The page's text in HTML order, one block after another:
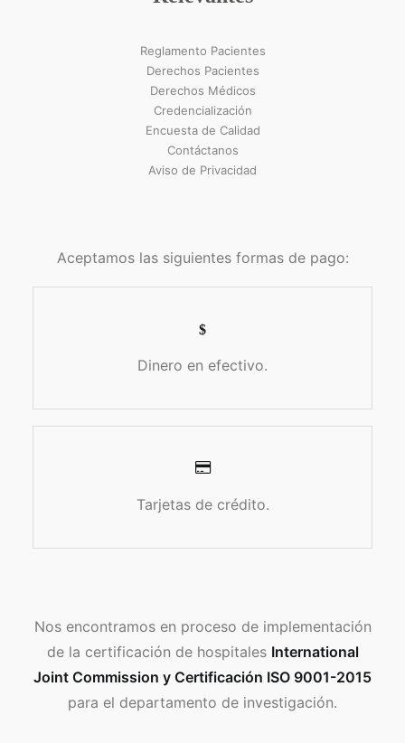
Reglamento Pacientes
Derechos Pacientes
Derechos Médicos
Credencialización
Encuesta de Calidad
Contáctanos
Aviso de Privacidad
Aceptamos las siguientes formas de pago:
Dinero en efectivo.
Tarjetas de crédito.
Nos encontramos en proceso de implementación
de la certificación de hospitales International
Joint Commission y Certificación ISO 9001-2015
para el departamento de investigación.